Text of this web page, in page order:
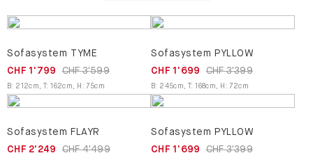
Sofasystem TYME
CHF 3'599
CHF 1'799
B: 212cm ,T:162cm H :75cm
Sofasystem PYLLOW
CHF 3'399
CHF 1'699
B: 245cm ,T:168cm H :72cm
Sofasystem FLAYR
CHF 4'499
CHF 2'249
Sofasystem PYLLOW
CHF 3'399
CHF 1'699